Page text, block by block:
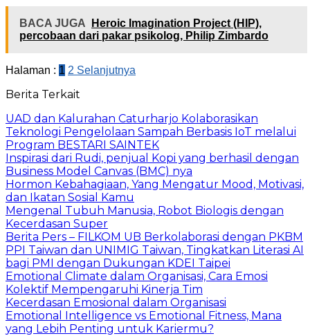
BACA JUGA
Heroic Imagination Project (HIP),
percobaan dari pakar psikolog, Philip Zimbardo
Halaman : 1 2 Selanjutnya
Berita Terkait
UAD dan Kalurahan Caturharjo Kolaborasikan
Teknologi Pengelolaan Sampah Berbasis IoT melalui
Program BESTARI SAINTEK
Inspirasi dari Rudi, penjual Kopi yang berhasil dengan
Business Model Canvas (BMC) nya
Hormon Kebahagiaan, Yang Mengatur Mood, Motivasi,
dan Ikatan Sosial Kamu
Mengenal Tubuh Manusia, Robot Biologis dengan
Kecerdasan Super
Berita Pers – FILKOM UB Berkolaborasi dengan PKBM
PPI Taiwan dan UNIMIG Taiwan, Tingkatkan Literasi AI
bagi PMI dengan Dukungan KDEI Taipei
Emotional Climate dalam Organisasi, Cara Emosi
Kolektif Mempengaruhi Kinerja Tim
Kecerdasan Emosional dalam Organisasi
Emotional Intelligence vs Emotional Fitness, Mana
yang Lebih Penting untuk Kariermu?